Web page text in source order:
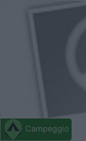
Campeggio